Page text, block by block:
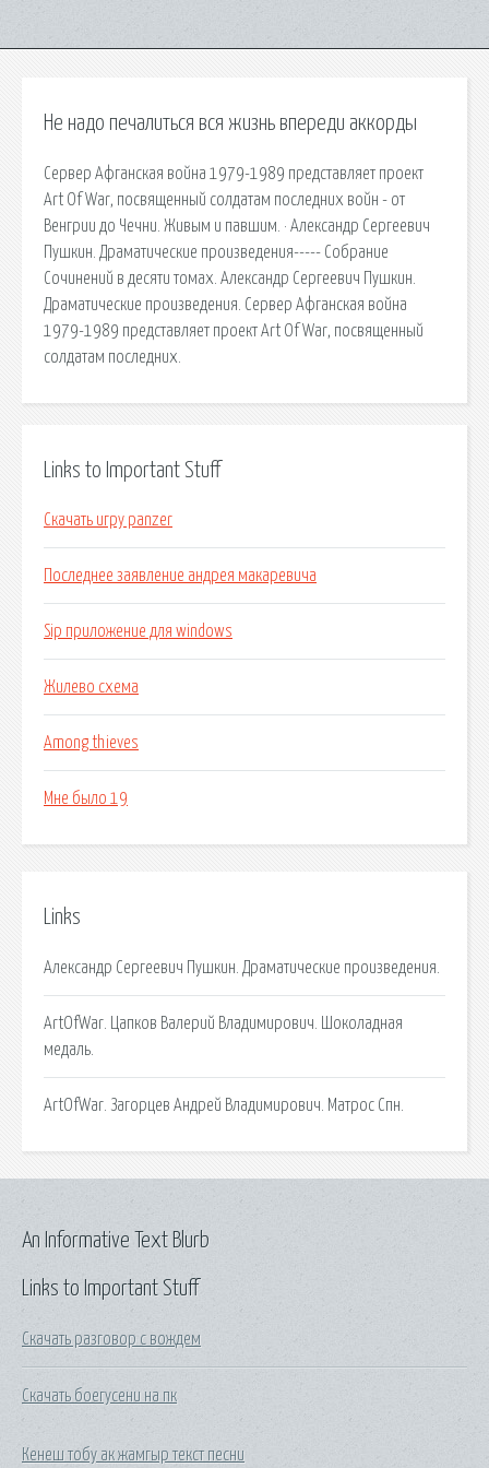
Не надо печалиться вся жизнь впереди аккорды
Сервер Афганская война 1979-1989 представляет проект
Art Of War, посвященный солдатам последних войн - от
Венгрии до Чечни. Живым и павшим. · Александр Сергеевич
Пушкин. Драматические произведения----- Собрание
Сочинений в десяти томах. Александр Сергеевич Пушкин.
Драматические произведения. Сервер Афганская война
1979-1989 представляет проект Art Of War, посвященный
солдатам последних.
Links to Important Stuff
Скачать игру panzer
Последнее заявление андрея макаревича
Sip приложение для windows
Жилево схема
Among thieves
Мне было 19
Links
Александр Сергеевич Пушкин. Драматические произведения.
ArtOfWar. Цапков Валерий Владимирович. Шоколадная
медаль.
ArtOfWar. Загорцев Андрей Владимирович. Матрос Спн.
Links to Important Stuff
Скачать разговор с вождем
Скачать боегусени на пк
Кенеш тобу ак жамгыр текст песни
An Informative Text Blurb